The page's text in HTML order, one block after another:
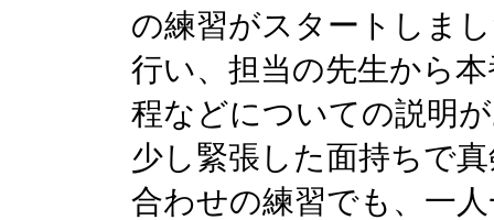
の練習がスタートしま
行い、担当の先生から
程などについての説明
少し緊張した面持ちで
合わせの練習でも、一